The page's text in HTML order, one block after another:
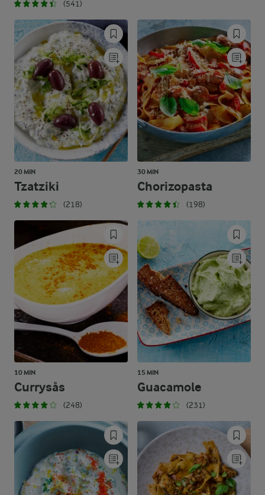
(541)
20 MIN
Tzatziki
(218)
30 MIN
Chorizopasta
(198)
10 MIN
Currysås
(248)
15 MIN
Guacamole
(231)